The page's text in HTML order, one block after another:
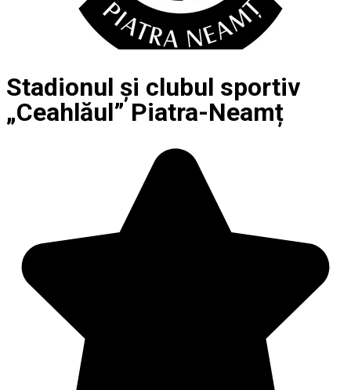
Stadionul și clubul sportiv
„Ceahlăul” Piatra-Neamț